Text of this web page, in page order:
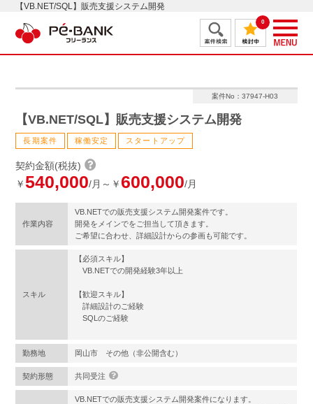
【VB.NET/SQL】販売支援システム開発
0
案件No：37947-H03
【VB.NET/SQL】販売支援システム開発
長期案件 稼働安定 スタートアップ
契約金額(税抜)
￥540,000/月～￥ 600,000/月
作業内容
VB.NETでの販売支援システム開発案件です。
開発をメインでをご担当して頂きます。
ご希望に合わせ、詳細設計からの参画も可能です。
スキル
【必須スキル】
VB.NETでの開発経験3年以上
【歓迎スキル】
詳細設計のご経験
SQLのご経験
勤務地 岡山市 その他（非公開含む）
契約形態 共同受注
VB.NETでの販売支援システム開発案件になります。